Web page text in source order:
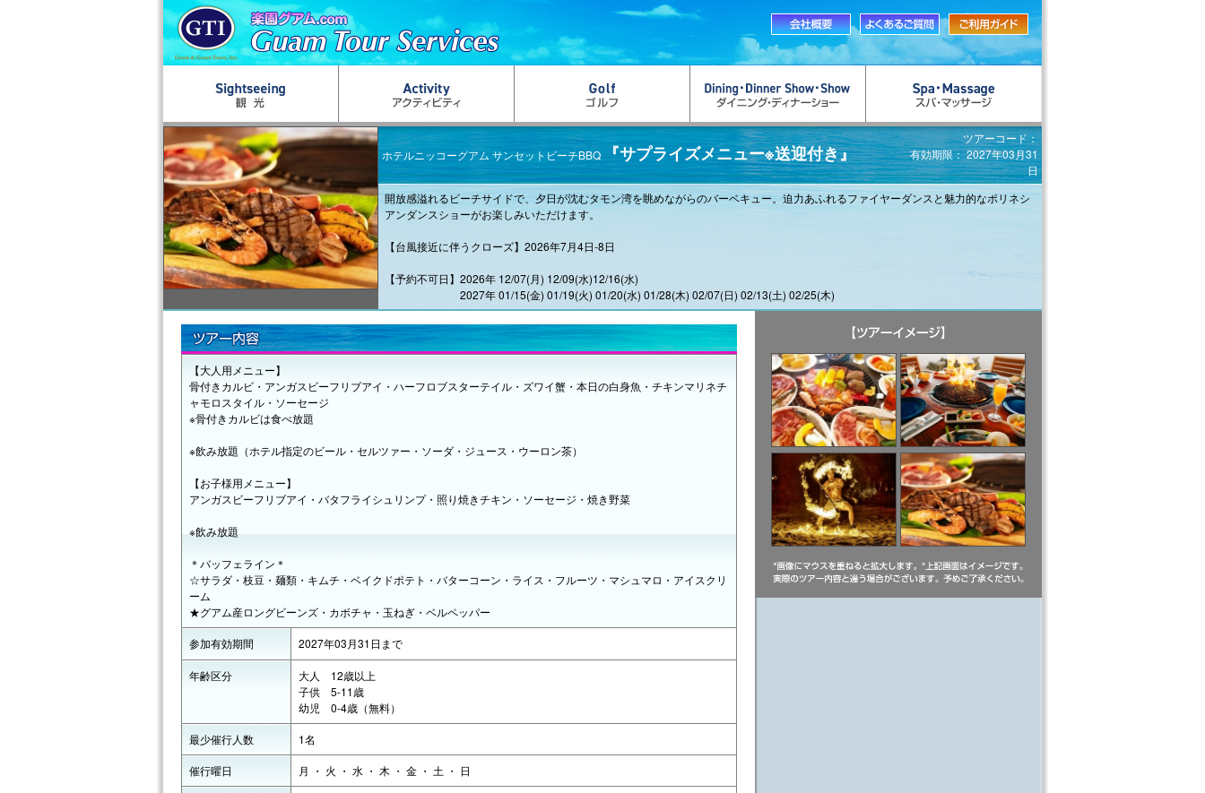
ホテルニッコーグアム サンセットビーチBBQ 『サプライズメニュー※送迎付き』
ツアーコード：
有効期限： 2027年03月31
日
開放感溢れるビーチサイドで、夕日が沈むタモン湾を眺めながらのバーベキュー。迫力あふれるファイヤーダンスと魅力的なポリネシ
アンダンスショーがお楽しみいただけます。
【台風接近に伴うクローズ】2026年7月4日-8日
【予約不可日】2026年 12/07(月) 12/09(水)12/16(水)
2027年 01/15(金) 01/19(火) 01/20(水) 01/28(木) 02/07(日) 02/13(土) 02/25(木)
【大人用メニュー】
骨付きカルビ・アンガスビーフリブアイ・ハーフロブスターテイル・ズワイ蟹・本日の白身魚・チキンマリネチ
ャモロスタイル・ソーセージ
※骨付きカルビは食べ放題
※飲み放題（ホテル指定のビール・セルツァー・ソーダ・ジュース・ウーロン茶）
【お子様用メニュー】
アンガスビーフリブアイ・バタフライシュリンプ・照り焼きチキン・ソーセージ・焼き野菜
※飲み放題
＊バッフェライン＊
☆サラダ・枝豆・麺類・キムチ・ベイクドポテト・バターコーン・ライス・フルーツ・マシュマロ・アイスクリ
ーム
★グアム産ロングビーンズ・カボチャ・玉ねぎ・ベルペッパー
参加有効期間 2027年03月31日まで
年齢区分
大人 12歳以上
子供 5-11歳
幼児 0-4歳（無料）
最少催行人数 1名
催行曜日 月 ・ 火 ・ 水 ・ 木 ・ 金 ・ 土 ・ 日